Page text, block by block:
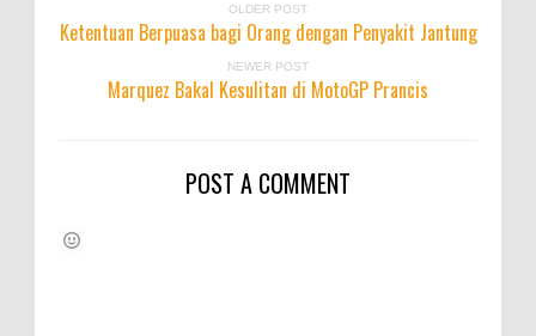
OLDER POST
Ketentuan Berpuasa bagi Orang dengan Penyakit Jantung
NEWER POST
Marquez Bakal Kesulitan di MotoGP Prancis
POST A COMMENT